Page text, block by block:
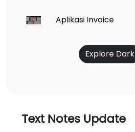
Aplikasi Invoice
Explore Dark
Text Notes Update